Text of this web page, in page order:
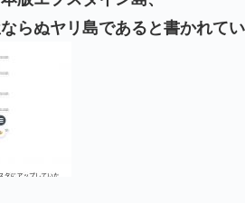
らぬヤリ島であると書かれてい